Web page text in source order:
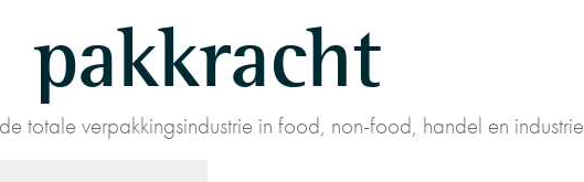
pakkracht
totale verpakkingsindustrie in food, non-food, handel en industrie